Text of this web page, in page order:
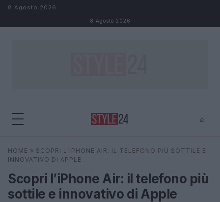
Salta al contenuto
8 Agosto 2026
8 Agosto 2026
⌕
Cerca ⌕ ×
HOME » SCOPRI L’IPHONE AIR: IL TELEFONO PIÙ SOTTILE E
INNOVATIVO DI APPLE
Scopri l’iPhone Air: il telefono più
sottile e innovativo di Apple